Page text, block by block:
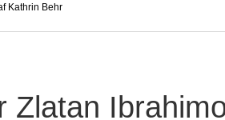
Kathrin Behr
Zlatan